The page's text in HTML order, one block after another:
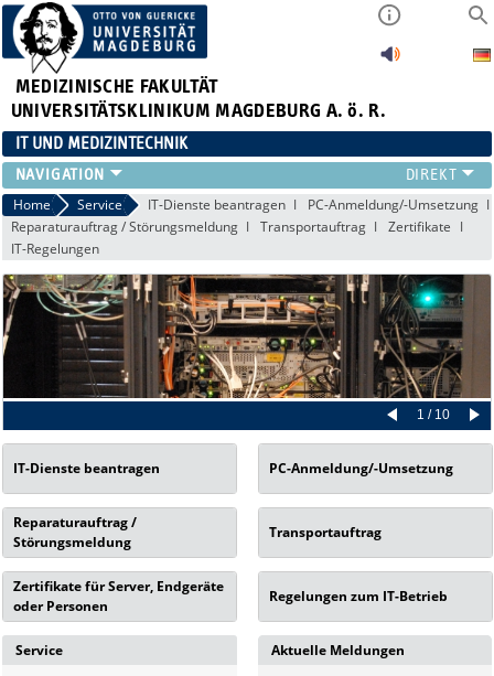
MEDIZINISCHE FAKULTÄT
UNIVERSITÄTSKLINIKUM MAGDEBURG A. ö. R.
IT UND MEDIZINTECHNIK
LEISTUNGSANGEBOT
SERVICE
STRUKTUR
APPS
Home Service IT-Dienste beantragen
PC-Anmeldung/-Umsetzung
Reparaturauftrag / Störungsmeldung
Transportauftrag
Zertifikate
IT-Regelungen
1 / 10
IT-Dienste beantragen PC-Anmeldung/-Umsetzung
Reparaturauftrag /
Störungsmeldung
Transportauftrag
Zertifikate für Server, Endgeräte
oder Personen
Regelungen zum IT-Betrieb
Aktuelle Meldungen
Service